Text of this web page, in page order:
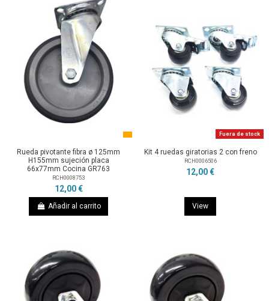
Rueda pivotante fibra ø 125mm
H155mm sujeción placa
66x77mm Cocina GR763
RCH0008753
12,00 €
Añadir al carrito
Fuera de stock
Kit 4 ruedas giratorias 2 con freno
RCH0006506
12,00 €
View